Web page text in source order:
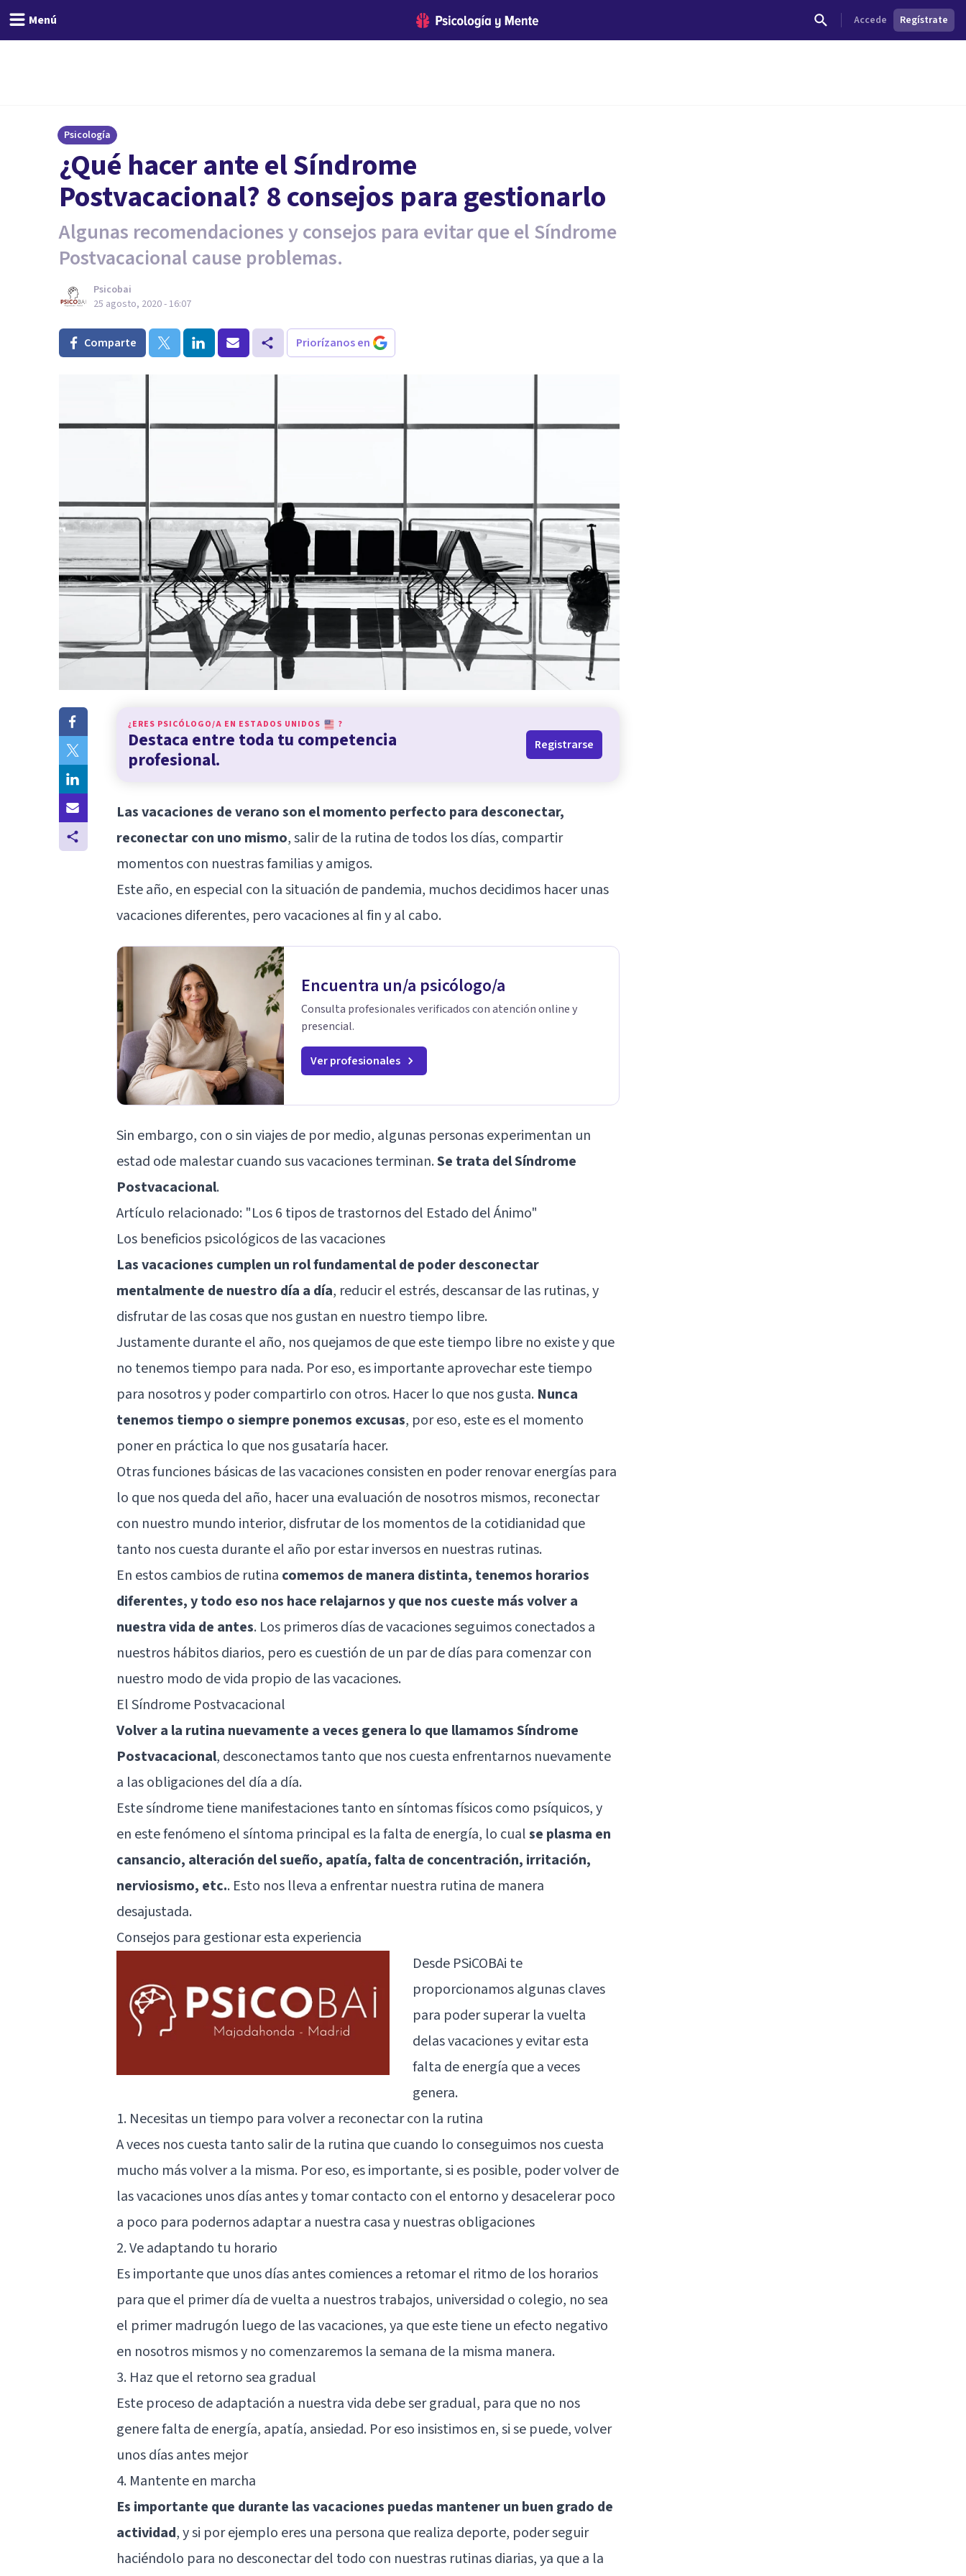
Menú Accede Regístrate
Psicología
¿Qué hacer ante el Síndrome
Postvacacional? 8 consejos para gestionarlo
Algunas recomendaciones y consejos para evitar que el Síndrome
Postvacacional cause problemas.
Psicobai
25 agosto, 2020 - 16:07
Comparte Priorízanos en
¿ERES PSICÓLOGO/A EN ESTADOS UNIDOS ?
Destaca entre toda tu competencia
profesional.
Registrarse
Las vacaciones de verano son el momento perfecto para desconectar,
reconectar con uno mismo, salir de la rutina de todos los días, compartir
momentos con nuestras familias y amigos.
Este año, en especial con la situación de pandemia, muchos decidimos hacer unas
vacaciones diferentes, pero vacaciones al fin y al cabo.
Encuentra un/a psicólogo/a
Consulta profesionales verificados con atención online y
presencial.
Ver profesionales
Sin embargo, con o sin viajes de por medio, algunas personas experimentan un
estad ode malestar cuando sus vacaciones terminan.Se trata del Síndrome
Postvacacional.
Artículo relacionado: "Los 6 tipos de trastornos del Estado del Ánimo"
Los beneficios psicológicos de las vacaciones
Las vacaciones cumplen un rol fundamental de poder desconectar
mentalmente de nuestro día a día, reducir el estrés, descansar de las rutinas, y
disfrutar de las cosas que nos gustan en nuestro tiempo libre.
Justamente durante el año, nos quejamos de que este tiempo libre no existe y que
no tenemos tiempo para nada. Por eso, es importante aprovechar este tiempo
para nosotros y poder compartirlo con otros. Hacer lo que nos gusta. Nunca
tenemos tiempo o siempre ponemos excusas, por eso, este es el momento
poner en práctica lo que nos gusataría hacer.
Otras funciones básicas de las vacaciones consisten en poder renovar energías para
lo que nos queda del año, hacer una evaluación de nosotros mismos, reconectar
con nuestro mundo interior, disfrutar de los momentos de la cotidianidad que
tanto nos cuesta durante el año por estar inversos en nuestras rutinas.
En estos cambios de rutina comemos de manera distinta, tenemos horarios
diferentes, y todo eso nos hace relajarnos y que nos cueste más volver a
nuestra vida de antes. Los primeros días de vacaciones seguimos conectados a
nuestros hábitos diarios, pero es cuestión de un par de días para comenzar con
nuestro modo de vida propio de las vacaciones.
El Síndrome Postvacacional
Volver a la rutina nuevamente a veces genera lo que llamamos Síndrome
Postvacacional, desconectamos tanto que nos cuesta enfrentarnos nuevamente
a las obligaciones del día a día.
Este síndrome tiene manifestaciones tanto en síntomas físicos como psíquicos, y
en este fenómeno el síntoma principal es la falta de energía, lo cualse plasma en
cansancio, alteración del sueño, apatía, falta de concentración, irritación,
nerviosismo, etc.. Esto nos lleva a enfrentar nuestra rutina de manera
desajustada.
Consejos para gestionar esta experiencia
Desde PSiCOBAi te
proporcionamos algunas claves
para poder superar la vuelta
delas vacaciones y evitar esta
falta de energía que a veces
genera.
1. Necesitas un tiempo para volver a reconectar con la rutina
A veces nos cuesta tanto salir de la rutina que cuando lo conseguimos nos cuesta
mucho más volver a la misma. Por eso, es importante, si es posible, poder volver de
las vacaciones unos días antes y tomar contacto con el entorno y desacelerar poco
a poco para podernos adaptar a nuestra casa y nuestras obligaciones
2. Ve adaptando tu horario
Es importante que unos días antes comiences a retomar el ritmo de los horarios
para que el primer día de vuelta a nuestros trabajos, universidad o colegio, no sea
el primer madrugón luego de las vacaciones, ya que este tiene un efecto negativo
en nosotros mismos y no comenzaremos la semana de la misma manera.
3. Haz que el retorno sea gradual
Este proceso de adaptación a nuestra vida debe ser gradual, para que no nos
genere falta de energía, apatía, ansiedad. Por eso insistimos en, si se puede, volver
unos días antes mejor
4. Mantente en marcha
Es importante que durante las vacaciones puedas mantener un buen grado de
actividad, y si por ejemplo eres una persona que realiza deporte, poder seguir
haciéndolo para no desconectar del todo con nuestras rutinas diarias, ya que a la